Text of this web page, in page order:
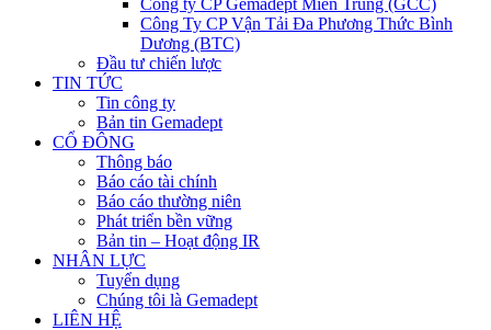
Công ty CP Gemadept Miền Trung (GCC)
Công Ty CP Vận Tải Đa Phương Thức Bình
Dương (BTC)
Đầu tư chiến lược
TIN TỨC
Tin công ty
Bản tin Gemadept
CỔ ĐÔNG
Thông báo
Báo cáo tài chính
Báo cáo thường niên
Phát triển bền vững
Bản tin – Hoạt động IR
NHÂN LỰC
Tuyển dụng
Chúng tôi là Gemadept
LIÊN HỆ